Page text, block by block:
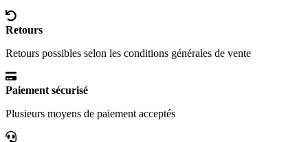
Retours
Retours possibles selon les conditions générales de vente
Paiement sécurisé
Plusieurs moyens de paiement acceptés